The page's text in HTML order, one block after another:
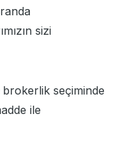
sizi
seçiminde
ile